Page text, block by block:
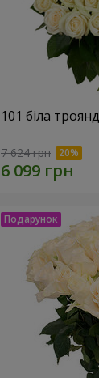
101 біла
7 624 грн